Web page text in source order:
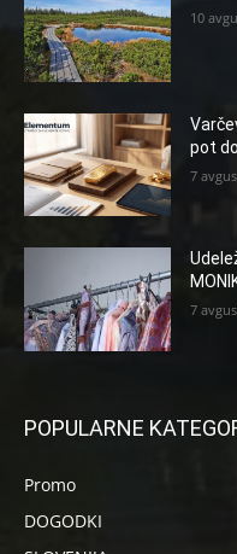
10
pot
7
7
POPULARNE
Promo
DOGODKI